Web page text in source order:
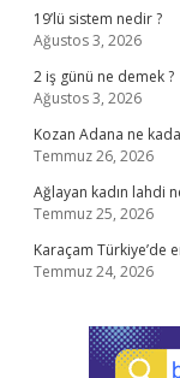
19’lü sistem nedir ?
Ağustos 3, 2026
2 iş günü ne demek ?
Ağustos 3, 2026
Kozan Adana ne
Temmuz 26, 2026
Ağlayan kadın lahdi
Temmuz 25, 2026
Karaçam Türkiye’de
Temmuz 24, 2026